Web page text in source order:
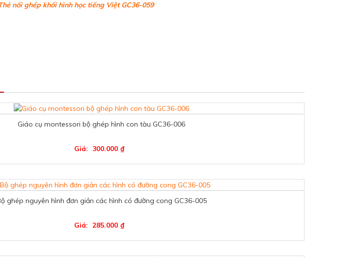
nối ghép khối hình học tiếng Việt GC36-059
Giáo cụ montessori bộ ghép hình con tàu GC36-006
Giá: 300.000 ₫
ghép nguyên hình đơn giản các hình có đường cong GC36-005
Giá: 285.000 ₫